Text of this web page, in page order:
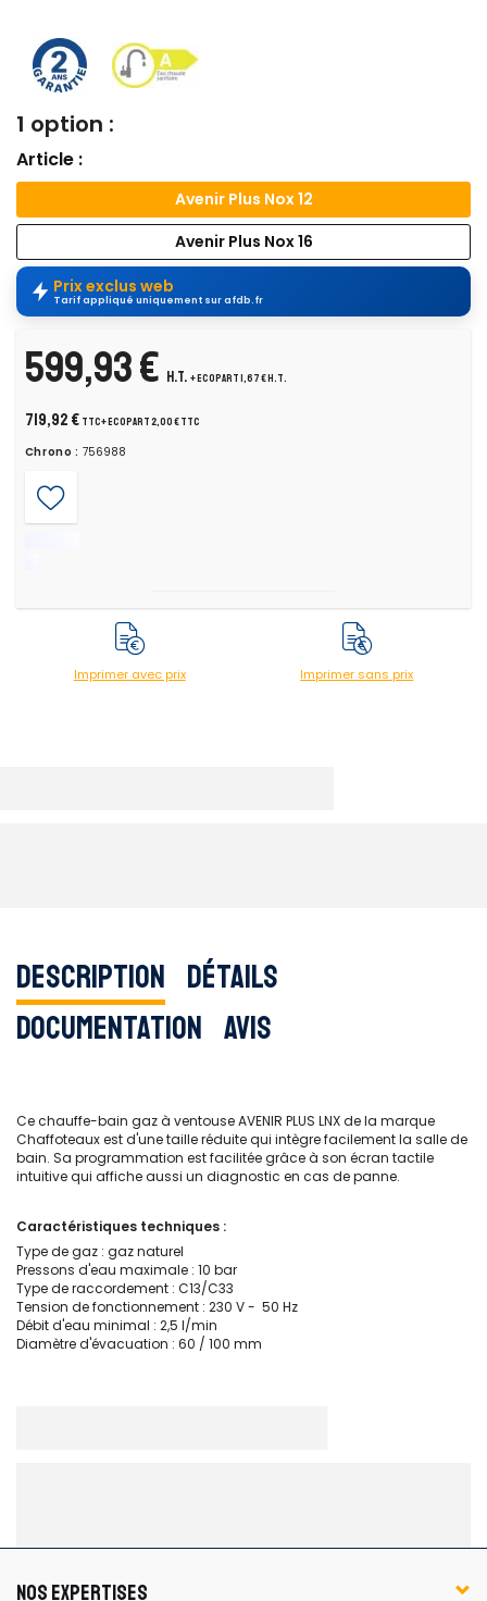
1 option :
Article :
Avenir Plus Nox 12
Avenir Plus Nox 16
Prix exclus web
Tarif appliqué uniquement sur afdb.fr
599,93 € H.T. + ecopart 1,67 € H.T.
719,92 € TTC+ ecopart 2,00 € TTC
Chrono : 756988
Imprimer avec prix Imprimer sans prix
Description Détails
Documentation Avis
Ce chauffe-bain gaz à ventouse AVENIR PLUS LNX de la marque
Chaffoteaux est d'une taille réduite qui intègre facilement la salle de
bain. Sa programmation est facilitée grâce à son écran tactile
intuitive qui affiche aussi un diagnostic en cas de panne.
Caractéristiques techniques :
Type de gaz : gaz naturel
Pressons d'eau maximale : 10 bar
Type de raccordement : C13/C33
Tension de fonctionnement : 230 V - 50 Hz
Débit d'eau minimal : 2,5 l/min
Diamètre d'évacuation : 60 / 100 mm
NOS EXPERTISES